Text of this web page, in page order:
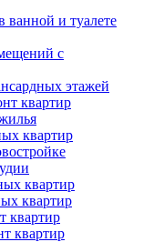
и туалете
с
этажей
квартир
квартир
квартир
квартир
квартир
квартир